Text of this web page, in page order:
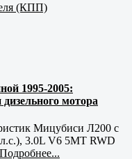
(КПП)
1995-2005:
мотора
Мицубиси Л200 с
3.0L V6 5MT RWD
Подробнее...